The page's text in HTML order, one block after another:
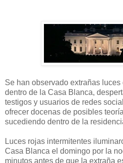
Se han observado extrañas
dentro de la Casa Blanca,
testigos y usuarios de redes
ofrecer docenas de posibles
sucediendo dentro de la
Luces rojas intermitentes
Casa Blanca el domingo por la
minutos antes de que la extraña